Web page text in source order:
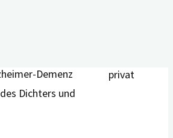
privat
fachlich-
Demenz
Dichters und